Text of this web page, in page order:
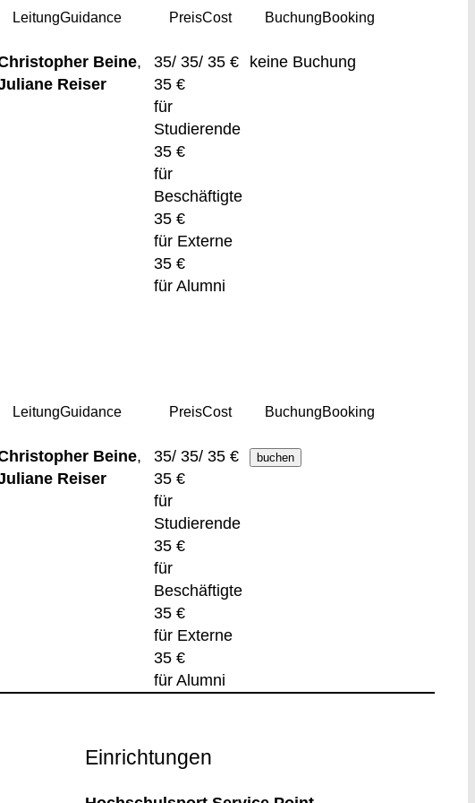
LeitungGuidance PreisCost BuchungBooking
Beine,
Reiser
35/ 35/ 35 €
35 €
für
Studierende
35 €
für
Beschäftigte
35 €
für Externe
35 €
für Alumni
keine Buchung
LeitungGuidance PreisCost BuchungBooking
Beine,
Reiser
35/ 35/ 35 €
35 €
für
Studierende
35 €
für
Beschäftigte
35 €
für Externe
35 €
für Alumni
Einrichtungen